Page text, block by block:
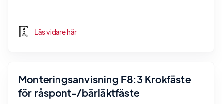
Läs vidare här
Monteringsanvisning F8:3 Krokfäste
för råspont-/bärläktfäste